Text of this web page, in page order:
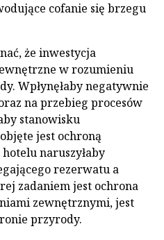
cofanie się brzegu
że inwestycja
w rozumieniu
Wpłynęłaby negatywnie
na przebieg procesów
stanowisku
jest ochroną
naruszyłaby
rezerwatu a
zadaniem jest ochrona
zewnętrznymi, jest
przyrody.